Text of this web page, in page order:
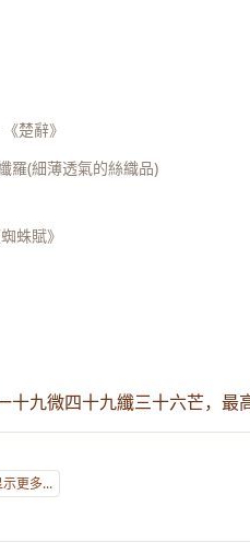
《楚辭》
羅(細薄透氣的絲織品)
蜘蛛賦》
十九微四十九纖三十六芒，最
示更多...